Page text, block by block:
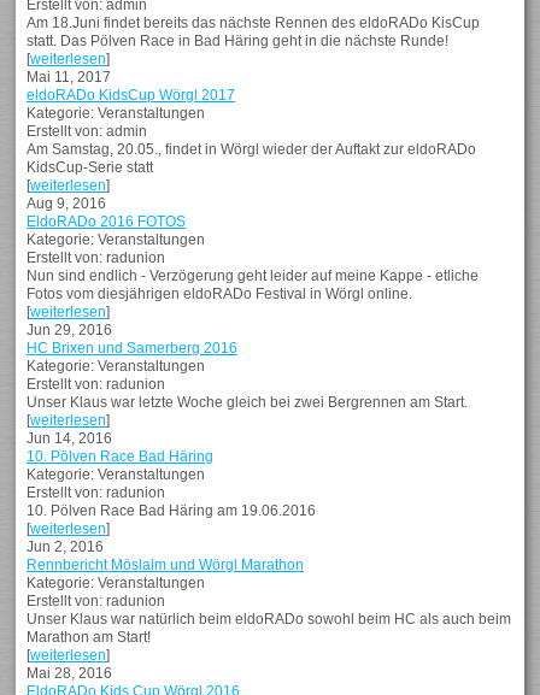
Erstellt von: admin
Am 18.Juni findet bereits das nächste Rennen des eldoRADo KisCup
statt. Das Pölven Race in Bad Häring geht in die nächste Runde!
[weiterlesen]
Mai 11, 2017
eldoRADo KidsCup Wörgl 2017
Kategorie: Veranstaltungen
Erstellt von: admin
Am Samstag, 20.05., findet in Wörgl wieder der Auftakt zur eldoRADo
KidsCup-Serie statt
[weiterlesen]
Aug 9, 2016
EldoRADo 2016 FOTOS
Kategorie: Veranstaltungen
Erstellt von: radunion
Nun sind endlich - Verzögerung geht leider auf meine Kappe - etliche
Fotos vom diesjährigen eldoRADo Festival in Wörgl online.
[weiterlesen]
Jun 29, 2016
HC Brixen und Samerberg 2016
Kategorie: Veranstaltungen
Erstellt von: radunion
Unser Klaus war letzte Woche gleich bei zwei Bergrennen am Start.
[weiterlesen]
Jun 14, 2016
10. Pölven Race Bad Häring
Kategorie: Veranstaltungen
Erstellt von: radunion
10. Pölven Race Bad Häring am 19.06.2016
[weiterlesen]
Jun 2, 2016
Rennbericht Möslalm und Wörgl Marathon
Kategorie: Veranstaltungen
Erstellt von: radunion
Unser Klaus war natürlich beim eldoRADo sowohl beim HC als auch beim
Marathon am Start!
[weiterlesen]
Mai 28, 2016
EldoRADo Kids Cup Wörgl 2016